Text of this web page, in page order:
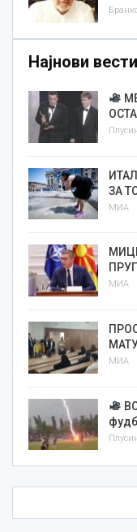
Најнови вести
ЗА
МИА
МИА
МИА